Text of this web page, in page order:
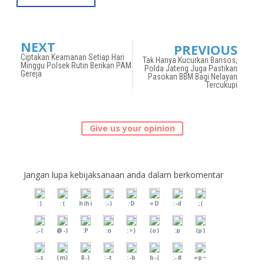
NEXT
Ciptakan Keamanan Setiap Hari
Minggu Polsek Rutin Berikan PAM
Gereja
PREVIOUS
Tak Hanya Kucurkan Bansos,
Polda Jateng Juga Pastikan
Pasokan BBM Bagi Nelayan
Tercukupi
Give us your opinion
Jangan lupa kebijaksanaan anda dalam berkomentar
:) :( hihi :-) :D =D :-d ;(
;-( @-) :P :o :>) (o) :p (p)
:-s (m) 8-) :-t :-b b-( :-# =p~